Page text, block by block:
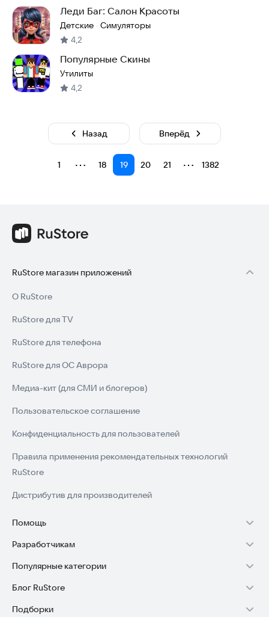
Леди Баг: Салон Красоты
Детские · Симуляторы
4,2
Популярные Скины
Утилиты
4,2
Назад
1 ⋯ 18 19 20 21 ⋯ 1382
Вперёд
RuStore магазин приложений
О RuStore
RuStore для TV
RuStore для телефона
RuStore для ОС Аврора
Медиа-кит (для СМИ и блогеров)
Пользовательское соглашение
Конфиденциальность для пользователей
Правила применения рекомендательных технологий
RuStore
Дистрибутив для производителей
Помощь
Установка RuStore на TV
Установка RuStore на телефон
Установка RuStore в машину
Разработчикам
Зарабатывать с RuStore
Стать разработчиком
Доступ к RuStore Консоль
Популярные категории
Игры для Android
Приложения банков
Блог RuStore
Обзоры игр для Android 2025
Подборки